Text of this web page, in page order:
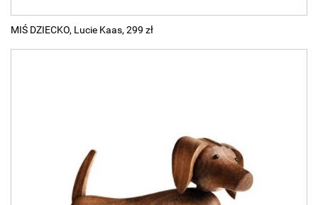
MIŚ DZIECKO, Lucie Kaas, 299 zł